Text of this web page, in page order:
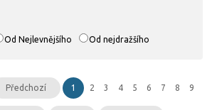
Od Nejlevnějšího Od nejdražšího
Předchozí 1 2 3 4 5 6 7 8 9